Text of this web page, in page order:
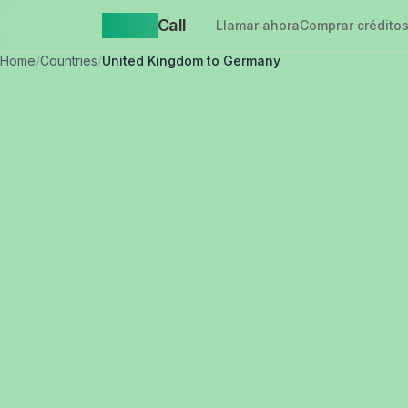
Call Llamar ahoraComprar créditos
Home/Countries/United Kingdom to Germany